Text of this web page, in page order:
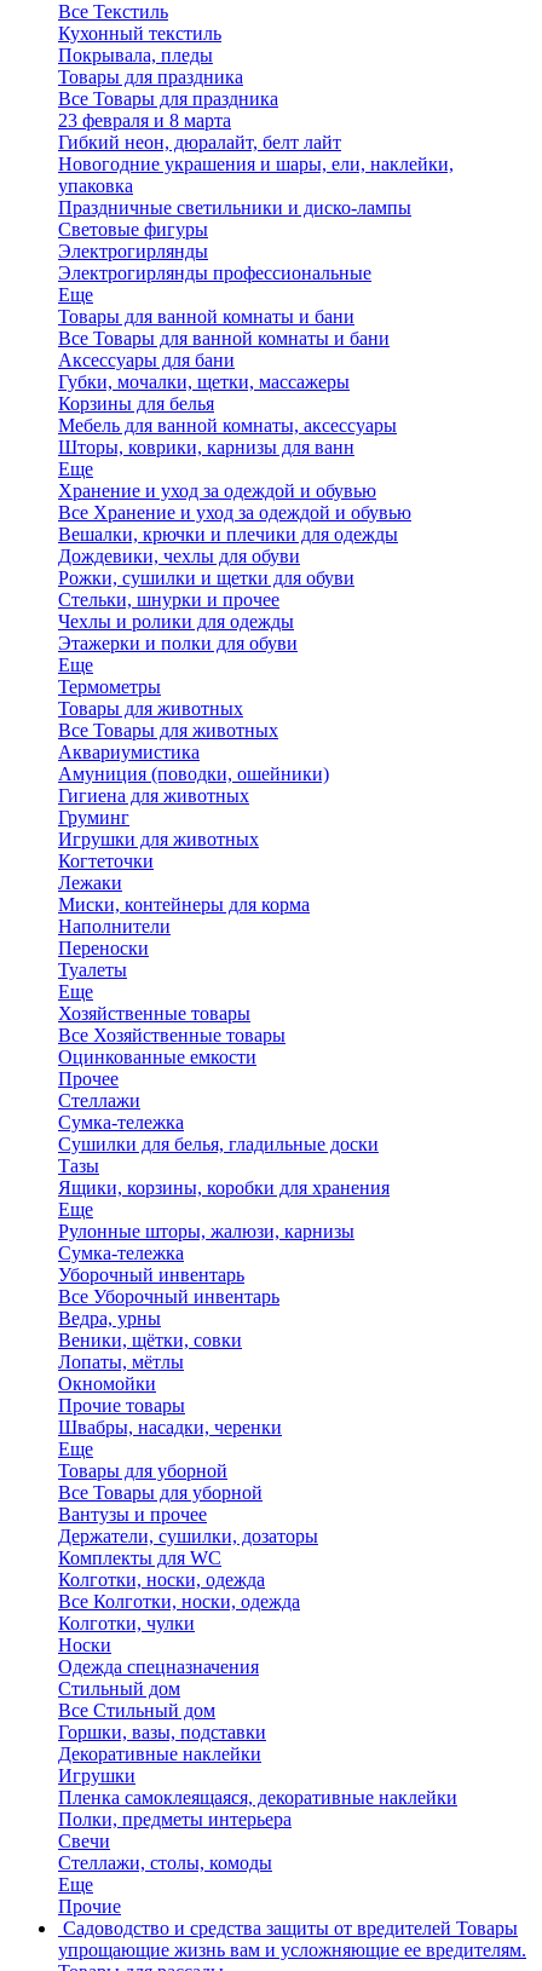
Все Текстиль
Кухонный текстиль
Покрывала, пледы
Товары для праздника
Все Товары для праздника
23 февраля и 8 марта
Гибкий неон, дюралайт, белт лайт
Новогодние украшения и шары, ели, наклейки,
упаковка
Праздничные светильники и диско-лампы
Световые фигуры
Электрогирлянды
Электрогирлянды профессиональные
Еще
Товары для ванной комнаты и бани
Все Товары для ванной комнаты и бани
Аксессуары для бани
Губки, мочалки, щетки, массажеры
Корзины для белья
Мебель для ванной комнаты, аксессуары
Шторы, коврики, карнизы для ванн
Еще
Хранение и уход за одеждой и обувью
Все Хранение и уход за одеждой и обувью
Вешалки, крючки и плечики для одежды
Дождевики, чехлы для обуви
Рожки, сушилки и щетки для обуви
Стельки, шнурки и прочее
Чехлы и ролики для одежды
Этажерки и полки для обуви
Еще
Термометры
Товары для животных
Все Товары для животных
Аквариумистика
Амуниция (поводки, ошейники)
Гигиена для животных
Груминг
Игрушки для животных
Когтеточки
Лежаки
Миски, контейнеры для корма
Наполнители
Переноски
Туалеты
Еще
Хозяйственные товары
Все Хозяйственные товары
Оцинкованные емкости
Прочее
Стеллажи
Сумка-тележка
Сушилки для белья, гладильные доски
Тазы
Ящики, корзины, коробки для хранения
Еще
Рулонные шторы, жалюзи, карнизы
Сумка-тележка
Уборочный инвентарь
Все Уборочный инвентарь
Ведра, урны
Веники, щётки, совки
Лопаты, мётлы
Окномойки
Прочие товары
Швабры, насадки, черенки
Еще
Товары для уборной
Все Товары для уборной
Вантузы и прочее
Держатели, сушилки, дозаторы
Комплекты для WC
Колготки, носки, одежда
Все Колготки, носки, одежда
Колготки, чулки
Носки
Одежда спецназначения
Стильный дом
Все Стильный дом
Горшки, вазы, подставки
Декоративные наклейки
Игрушки
Пленка самоклеящаяся, декоративные наклейки
Полки, предметы интерьера
Свечи
Стеллажи, столы, комоды
Еще
Прочие
Садоводство и средства защиты от вредителей Товары
упрощающие жизнь вам и усложняющие ее вредителям.